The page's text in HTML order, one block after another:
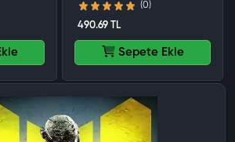
(0)
490.69 TL
Sepete Ekle